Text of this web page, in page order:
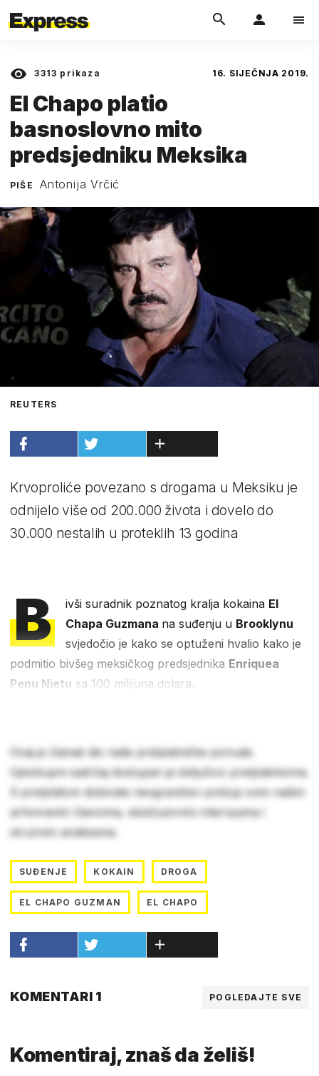
3313 prikaza 16. SIJEČNJA 2019.
El Chapo platio
basnoslovno mito
predsjedniku Meksika
PIŠE Antonija Vrčić
REUTERS
Krvoproliće povezano s drogama u Meksiku je
odnijelo više od 200.000 života i dovelo do
30.000 nestalih u proteklih 13 godina
B ivši suradnik poznatog kralja kokaina El
Chapa Guzmana na suđenju u Brooklynu
svjedočio je kako se optuženi hvalio kako je
podmitio bivšeg meksičkog predsjednika Enriquea
Penu Nietu sa 100 milijuna dolara.
Ovaj je članak dio naše pretplatničke ponude.
Cjelokupni sadržaj dostupan je isključivo pretplatnicima.
S pretplatom dobivate neograničen pristup svim našim
arhiviranim člancima, ekskluzivnim intervjuima i
stručnim analizama.
SUĐENJE KOKAIN DROGA
EL CHAPO GUZMAN EL CHAPO
KOMENTARI 1 POGLEDAJTE SVE
Komentiraj, znaš da želiš!